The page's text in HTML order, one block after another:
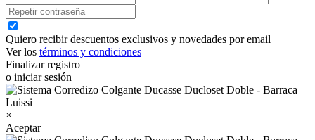
Quiero recibir descuentos exclusivos y novedades por email
Ver los términos y condiciones
Finalizar registro
o iniciar sesión
×
Aceptar